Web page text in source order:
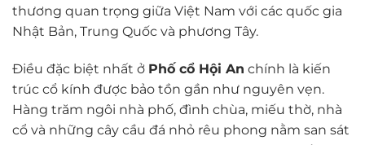
thương quan trọng giữa Việt Nam với các quốc gia
Nhật Bản, Trung Quốc và phương Tây.
Điều đặc biệt nhất ở Phố cổ Hội An chính là kiến
trúc cổ kính được bảo tồn gần như nguyên vẹn.
Hàng trăm ngôi nhà phố, đình chùa, miếu thờ, nhà
cổ và những cây cầu đá nhỏ rêu phong nằm san sát